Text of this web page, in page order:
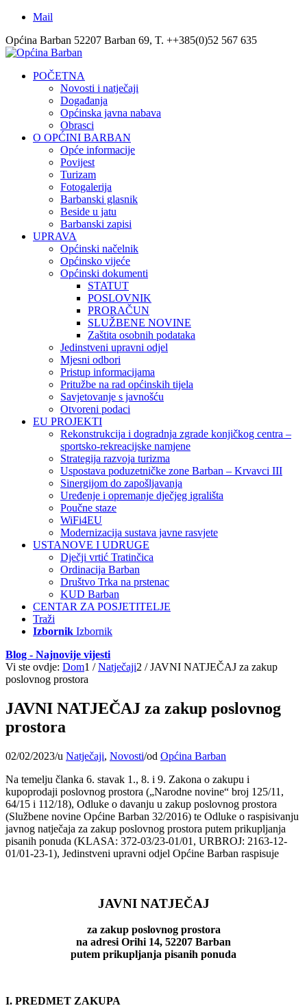
Mail
Općina Barban 52207 Barban 69, T. ++385(0)52 567 635
POČETNA
Novosti i natječaji
Događanja
Općinska javna nabava
Obrasci
O OPĆINI BARBAN
Opće informacije
Povijest
Turizam
Fotogalerija
Barbanski glasnik
Beside u jatu
Barbanski zapisi
UPRAVA
Općinski načelnik
Općinsko vijeće
Općinski dokumenti
STATUT
POSLOVNIK
PRORAČUN
SLUŽBENE NOVINE
Zaštita osobnih podataka
Jedinstveni upravni odjel
Mjesni odbori
Pristup informacijama
Pritužbe na rad općinskih tijela
Savjetovanje s javnošću
Otvoreni podaci
EU PROJEKTI
Rekonstrukcija i dogradnja zgrade konjičkog centra –
sportsko-rekreacijske namjene
Strategija razvoja turizma
Uspostava poduzetničke zone Barban – Krvavci III
Sinergijom do zapošljavanja
Uređenje i opremanje dječjeg igrališta
Poučne staze
WiFi4EU
Modernizacija sustava javne rasvjete
USTANOVE I UDRUGE
Dječji vrtić Tratinčica
Ordinacija Barban
Društvo Trka na prstenac
KUD Barban
CENTAR ZA POSJETITELJE
Traži
Izbornik Izbornik
Blog - Najnovije vijesti
Vi ste ovdje: Dom1 / Natječaji2 / JAVNI NATJEČAJ za zakup
poslovnog prostora
JAVNI NATJEČAJ za zakup poslovnog
prostora
02/02/2023/u Natječaji, Novosti/od Općina Barban
Na temelju članka 6. stavak 1., 8. i 9. Zakona o zakupu i
kupoprodaji poslovnog prostora („Narodne novine“ broj 125/11,
64/15 i 112/18), Odluke o davanju u zakup poslovnog prostora
(Službene novine Općine Barban 32/2016) te Odluke o raspisivanju
javnog natječaja za zakup poslovnog prostora putem prikupljanja
pisanih ponuda (KLASA: 372-03/23-01/01, URBROJ: 2163-12-
01/01-23-1), Jedinstveni upravni odjel Općine Barban raspisuje
JAVNI NATJEČAJ
za zakup poslovnog prostora
na adresi Orihi 14, 52207 Barban
putem prikupljanja pisanih ponuda
I. PREDMET ZAKUPA